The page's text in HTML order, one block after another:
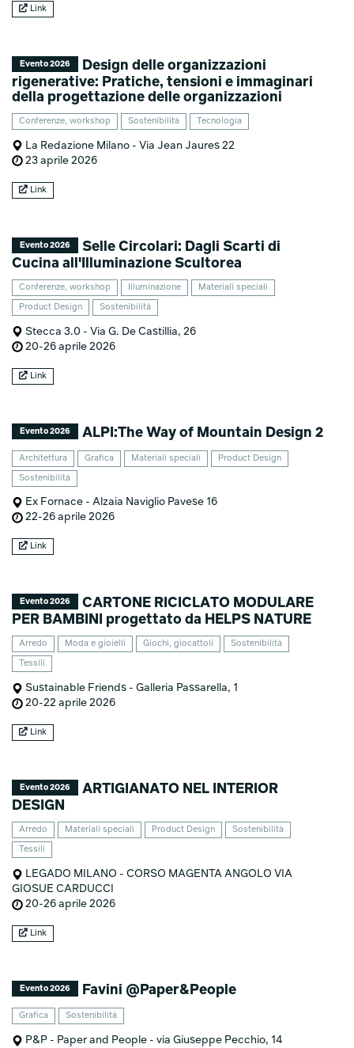
Link
Evento 2026
Design delle organizzazioni
rigenerative: Pratiche, tensioni e immaginari
della progettazione delle organizzazioni
Conferenze, workshop Sostenibilità Tecnologia
La Redazione Milano - Via Jean Jaures 22
23 aprile 2026
Link
Evento 2026
Selle Circolari: Dagli Scarti di
Cucina all'Illuminazione Scultorea
Conferenze, workshop Illuminazione Materiali speciali
Product Design Sostenibilità
Stecca 3.0 - Via G. De Castillia, 26
20-26 aprile 2026
Link
Evento 2026 ALPI:The Way of Mountain Design 2
Architettura Grafica Materiali speciali Product Design
Sostenibilità
Ex Fornace - Alzaia Naviglio Pavese 16
22-26 aprile 2026
Link
Evento 2026
CARTONE RICICLATO MODULARE
PER BAMBINI progettato da HELPS NATURE
Arredo Moda e gioielli Giochi, giocattoli Sostenibilità
Tessili
Sustainable Friends - Galleria Passarella, 1
20-22 aprile 2026
Link
Evento 2026
ARTIGIANATO NEL INTERIOR
DESIGN
Arredo Materiali speciali Product Design Sostenibilità
Tessili
LEGADO MILANO - CORSO MAGENTA ANGOLO VIA
GIOSUE CARDUCCI
20-26 aprile 2026
Link
Evento 2026 Favini @Paper&People
Grafica Sostenibilità
P&P - Paper and People - via Giuseppe Pecchio, 14